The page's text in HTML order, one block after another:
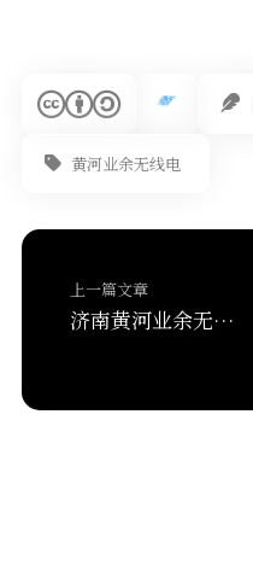
黄河业余无线电
上一篇文章
济南黄河业余无线电BR4IN 2022年国庆节期间野外应急通讯演练